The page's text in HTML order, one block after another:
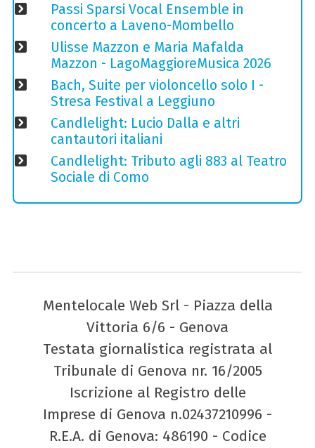
Passi Sparsi Vocal Ensemble in
concerto a Laveno-Mombello
Ulisse Mazzon e Maria Mafalda
Mazzon - LagoMaggioreMusica 2026
Bach, Suite per violoncello solo I -
Stresa Festival a Leggiuno
Candlelight: Lucio Dalla e altri
cantautori italiani
Candlelight: Tributo agli 883 al Teatro
Sociale di Como
Mentelocale Web Srl - Piazza della
Vittoria 6/6 - Genova
Testata giornalistica registrata al
Tribunale di Genova nr. 16/2005
Iscrizione al Registro delle
Imprese di Genova n.02437210996 -
R.E.A. di Genova: 486190 - Codice